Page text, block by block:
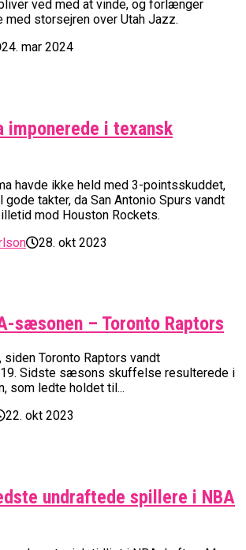
ved med at vinde, og forlænger
storsejren over Utah Jazz.
24. mar 2024
imponerede i texansk
havde ikke held med 3-pointsskuddet,
takter, da San Antonio Spurs vandt
mod Houston Rockets.
28. okt 2023
sæsonen – Toronto Raptors
siden Toronto Raptors vandt
Sidste sæsons skuffelse resulterede i
som ledte holdet til...
22. okt 2023
undraftede spillere i NBA